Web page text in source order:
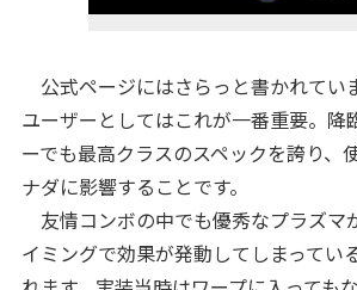
公式ページにはさらっと書かれてい
ユーザーとしてはこれが一番重要。降
ーでも最高クラスのスペックを誇り、
ナダに影響することです。
友情コンボの中でも優秀なプラズマ
イミングで効果が発動してしまってい